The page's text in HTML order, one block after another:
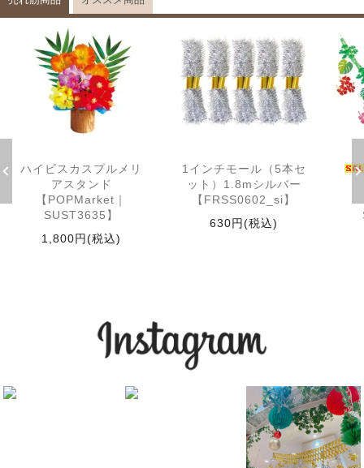
ハイビスカスプルメリ
アスタンド
【POPMarket｜
SUST3635】
1,800円(税込)
1インチモール（5本セ
ット）1.8mシルバー
【FRSS0602_si】
630円(税込)